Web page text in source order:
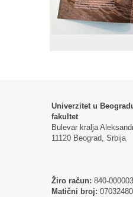
Univerzitet u
fakultet
Bulevar kralja
11120 Beograd, Srbija
Žiro račun: 840-
Matični broj: 07032480